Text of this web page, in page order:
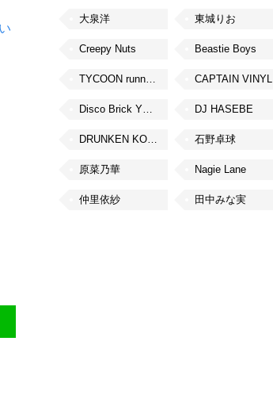
大泉洋 東城りお
Creepy Nuts Beastie Boys
TYCOON running CAPTAIN VINYL
Disco Brick YOKOHAMA DJ HASEBE
DRUNKEN KONG 石野卓球
原菜乃華 Nagie Lane
仲里依紗 田中みな実